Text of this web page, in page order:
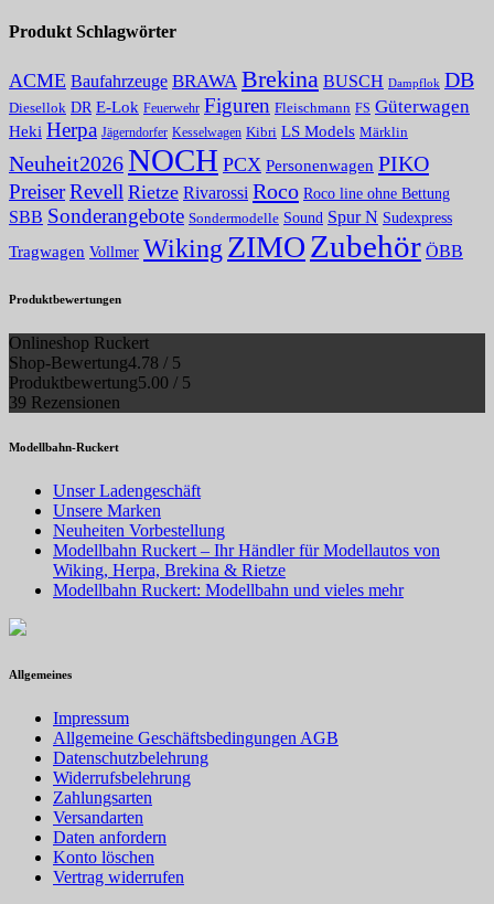
Produkt Schlagwörter
ACME Baufahrzeuge BRAWA Brekina BUSCH Dampflok DB
Diesellok DR E-Lok Feuerwehr Figuren Fleischmann FS Güterwagen
Heki Herpa Jägerndorfer Kesselwagen Kibri LS Models Märklin
Neuheit2026NOCH PCX Personenwagen PIKO
PreiserRevell Rietze Rivarossi Roco Roco line ohne Bettung
SBB Sonderangebote Sondermodelle Sound Spur N Sudexpress
Tragwagen Vollmer Wiking ZIMOZubehör ÖBB
Produktbewertungen
Onlineshop Ruckert
Shop-Bewertung4.78 / 5
Produktbewertung5.00 / 5
39 Rezensionen
Modellbahn-Ruckert
Unser Ladengeschäft
Unsere Marken
Neuheiten Vorbestellung
Modellbahn Ruckert – Ihr Händler für Modellautos von
Wiking, Herpa, Brekina & Rietze
Modellbahn Ruckert: Modellbahn und vieles mehr
Allgemeines
Impressum
Allgemeine Geschäftsbedingungen AGB
Datenschutzbelehrung
Widerrufsbelehrung
Zahlungsarten
Versandarten
Daten anfordern
Konto löschen
Vertrag widerrufen